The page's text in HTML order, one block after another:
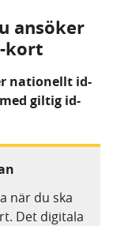
ansöker
kort
nationellt id-
giltig id-
när du ska
Det digitala